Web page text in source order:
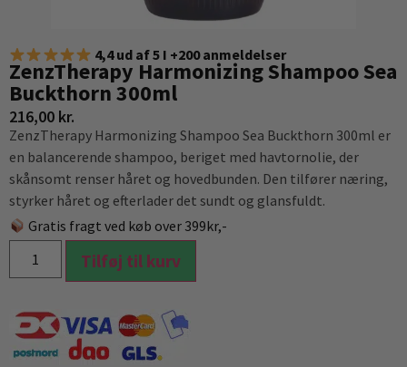
4,4 ud af 5 I +200 anmeldelser
ZenzTherapy Harmonizing Shampoo Sea
Buckthorn 300ml
216,00 kr.
ZenzTherapy Harmonizing Shampoo Sea Buckthorn 300ml er
en balancerende shampoo, beriget med havtornolie, der
skånsomt renser håret og hovedbunden. Den tilfører næring,
styrker håret og efterlader det sundt og glansfuldt.
Gratis fragt ved køb over 399kr,-
Tilføj til kurv